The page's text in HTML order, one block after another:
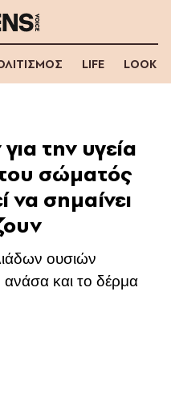
LIFE LOOK
την υγεία
σώματός
να σημαίνει
ουσιών
και το δέρμα